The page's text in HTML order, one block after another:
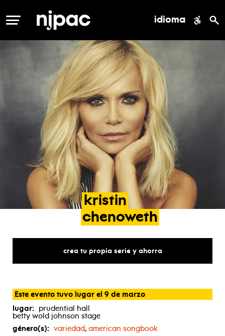
MENÚ idioma
kristin
chenoweth
crea tu propia serie y ahorra
Este evento tuvo lugar el 9 de marzo
lugar: prudential hall
betty wold johnson stage
género(s): variedad, american songbook